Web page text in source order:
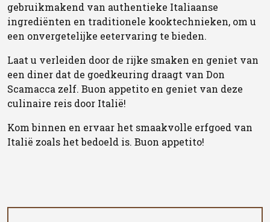
gebruikmakend van authentieke Italiaanse
ingrediënten en traditionele kooktechnieken, om u
een onvergetelijke eetervaring te bieden.
Laat u verleiden door de rijke smaken en geniet van
een diner dat de goedkeuring draagt van Don
Scamacca zelf. Buon appetito en geniet van deze
culinaire reis door Italië!
Kom binnen en ervaar het smaakvolle erfgoed van
Italië zoals het bedoeld is. Buon appetito!